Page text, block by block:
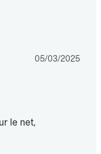
05/03/2025
le net,